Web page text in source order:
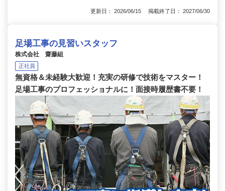
更新日： 2026/06/15 掲載終了日： 2027/06/30
足場工事の見習いスタッフ
株式会社 齋藤組
正社員
無資格＆未経験大歓迎！充実の研修で技術をマスター！
足場工事のプロフェッショナルに！面接時履歴書不要！